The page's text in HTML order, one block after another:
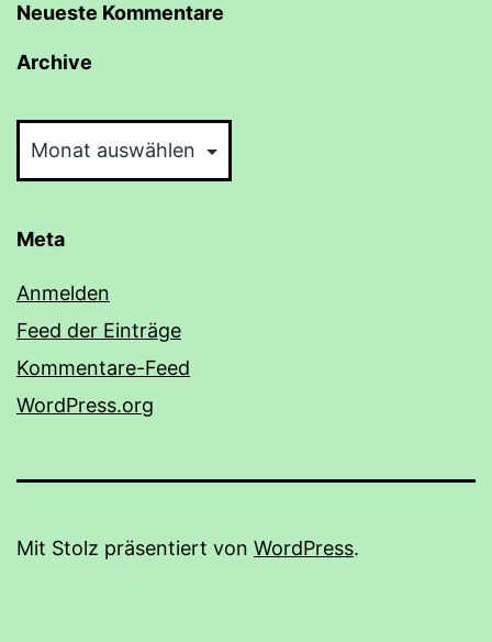
Neueste Kommentare
Archive
Meta
Anmelden
Feed der Einträge
Kommentare-Feed
WordPress.org
Mit Stolz präsentiert von WordPress.